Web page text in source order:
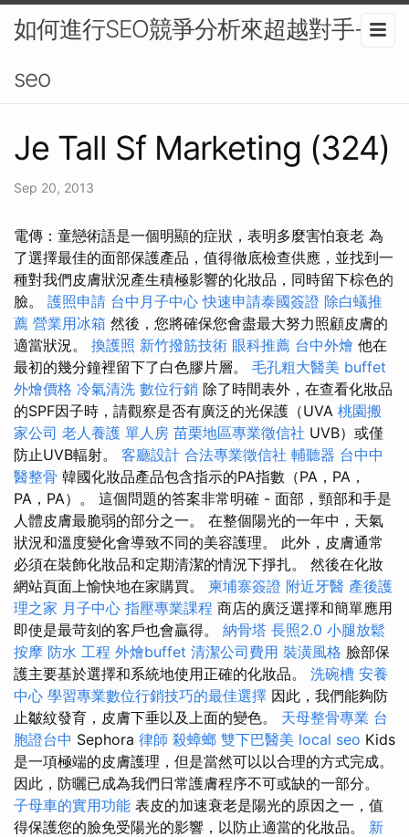
如何進行SEO競爭分析來超越對手-
seo
Je Tall Sf Marketing (324)
Sep 20, 2013
電傳：童戀術語是一個明顯的症狀，表明多麼害怕衰老 為
了選擇最佳的面部保護產品，值得徹底檢查供應，並找到一
種對我們皮膚狀況產生積極影響的化妝品，同時留下棕色的
臉。 護照申請 台中月子中心 快速申請泰國簽證 除白蟻推
薦 營業用冰箱 然後，您將確保您會盡最大努力照顧皮膚的
適當狀況。 換護照 新竹撥筋技術 眼科推薦 台中外燴 他在
最初的幾分鐘裡留下了白色膠片層。 毛孔粗大醫美 buffet
外燴價格 冷氣清洗 數位行銷 除了時間表外，在查看化妝品
的SPF因子時，請觀察是否有廣泛的光保護（UVA 桃園搬
家公司 老人養護 單人房 苗栗地區專業徵信社 UVB）或僅
防止UVB輻射。 客廳設計 合法專業徵信社 輔聽器 台中中
醫整骨 韓國化妝品產品包含指示的PA指數（PA，PA，
PA，PA）。 這個問題的答案非常明確 - 面部，頸部和手是
人體皮膚最脆弱的部分之一。 在整個陽光的一年中，天氣
狀況和溫度變化會導致不同的美容護理。 此外，皮膚通常
必須在裝飾化妝品和定期清潔的情況下掙扎。 然後在化妝
網站頁面上愉快地在家購買。 柬埔寨簽證 附近牙醫 產後護
理之家 月子中心 指壓專業課程 商店的廣泛選擇和簡單應用
即使是最苛刻的客戶也會贏得。 納骨塔 長照2.0 小腿放鬆
按摩 防水 工程 外燴buffet 清潔公司費用 裝潢風格 臉部保
護主要基於選擇和系統地使用正確的化妝品。 洗碗槽 安養
中心 學習專業數位行銷技巧的最佳選擇 因此，我們能夠防
止皺紋發育，皮膚下垂以及上面的變色。 天母整骨專業 台
胞證台中 Sephora 律師 殺蟑螂 雙下巴醫美 local seo Kids
是一項極端的皮膚護理，但是當然可以以合理的方式完成。
因此，防曬已成為我們日常護膚程序不可或缺的一部分。
子母車的實用功能 表皮的加速衰老是陽光的原因之一，值
得保護您的臉免受陽光的影響，以防止適當的化妝品。 新